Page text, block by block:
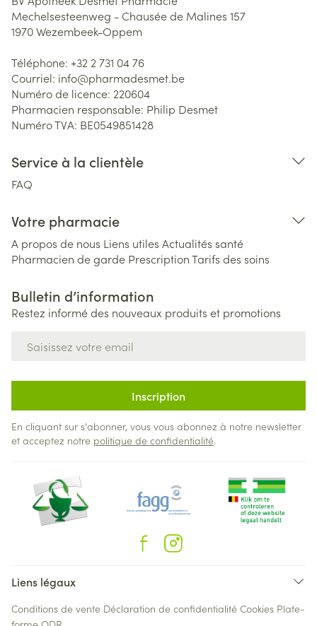
Mechelsesteenweg - Chausée de Malines 157
1970Wezembeek-Oppem
Téléphone: +32 2 731 04 76
Courriel: info@pharmadesmet.be
Numéro de licence: 220604
Pharmacien responsable: Philip Desmet
Numéro TVA: BE0549851428
Service à la clientèle
FAQ
Votre pharmacie
A propos de nous Liens utiles Actualités santé
Pharmacien de garde PrescriptionTarifs des soins
Bulletin d’information
Restez informé des nouveaux produits et promotions
Inscription
En cliquant sur s'abonner, vous vous abonnez à notre newsletter
et acceptez notre politique de confidentialité.
Liens légaux
Conditions de vente Déclaration de confidentialité Cookies Plate-